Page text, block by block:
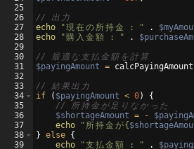
25
26
27
28
29
30
31
32
33
34
35
36
37
38
39
//
出 力
echo
"現在の 所持金 : " .
echo
"購 入 金 額 : " .
//
最 適 な 支 払 金 額 を計 算
$payingAmount = calcPayingAmount
// 結 果 出 力
if
( $payingAmount < 0)
{
//
所 持 金 が 足 り な か っ た
$shortageAmount = -
echo
" 所持金 が{
} else {
echo
"支 払金 額 : " .